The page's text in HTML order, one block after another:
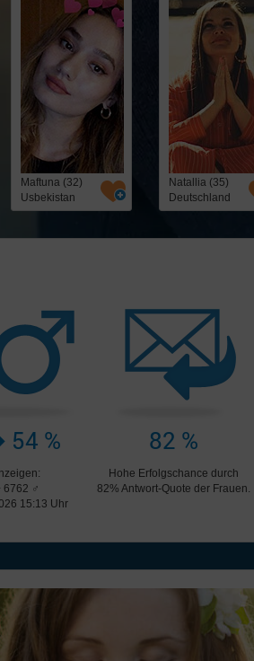
Maftuna (32)
Usbekistan
Natallia (35)
Deutschland
54 %
6762 ♂
15:13 Uhr
82 %
Hohe Erfolgschance durch
82% Antwort-Quote der Frauen.